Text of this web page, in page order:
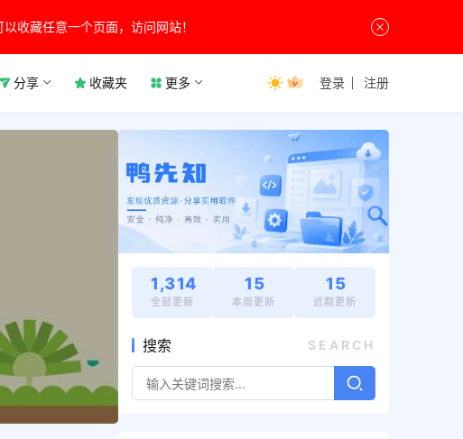
收藏任意一个页面，访问网站！
分享 收藏夹 更多 登录 注册
1,314
全部更新
15
本周更新
15
近期更新
搜索 SEARCH